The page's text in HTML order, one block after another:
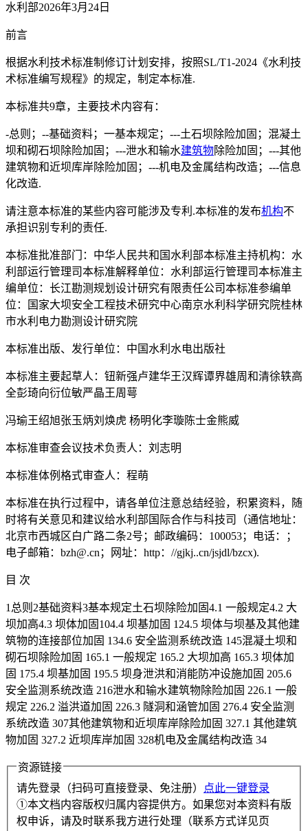
水利部2026年3月24日
前言
根据水利技术标准制修订计划安排，按照SL/T1-2024《水利技
术标准编写规程》的规定，制定本标准.
本标准共9章，主要技术内容有：
-总则；--基础资料；一基本规定；---土石坝除险加固；混凝土
坝和砌石坝除险加固；---泄水和输水建筑物除险加固；---其他
建筑物和近坝库岸除险加固；---机电及金属结构改造；---信息
化改造.
请注意本标准的某些内容可能涉及专利.本标准的发布机构不
承担识别专利的责任.
本标准批准部门：中华人民共和国水利部本标准主持机构：水
利部运行管理司本标准解释单位：水利部运行管理司本标准主
编单位：长江勘测规划设计研究有限责任公司本标准参编单
位：国家大坝安全工程技术研究中心南京水利科学研究院桂林
市水利电力勘测设计研究院
本标准出版、发行单位：中国水利水电出版社
本标准主要起草人：钮新强卢建华王汉辉谭界雄周和清徐轶高
全彭琦向衍位敏严晶王周萼
冯瑜王绍旭张玉炳刘焕虎 杨明化李璇陈士金熊威
本标准审查会议技术负责人：刘志明
本标准体例格式审查人：程萌
本标准在执行过程中，请各单位注意总结经验，积累资料，随
时将有关意见和建议给水利部国际合作与科技司（通信地址：
北京市西城区白广路二条2号；邮政编码：100053；电话：；
电子邮箱：bzh@.cn；网址：http：//gjkj..cn/jsjdl/bzcx).
目 次
1总则2基础资料3基本规定土石坝除险加固4.1 一般规定4.2 大
坝加高4.3 坝体加固104.4 坝基加固 124.5 坝体与坝基及其他建
筑物的连接部位加固 134.6 安全监测系统改造 145混凝土坝和
砌石坝除险加固 165.1 一般规定 165.2 大坝加高 165.3 坝体加
固 175.4 坝基加固 195.5 坝身泄洪和消能防冲设施加固 205.6
安全监测系统改造 216泄水和输水建筑物除险加固 226.1 一般
规定 226.2 溢洪道加固 226.3 隧洞和涵管加固 276.4 安全监测
系统改造 307其他建筑物和近坝库岸除险加固 327.1 其他建筑
物加固 327.2 近坝库岸加固 328机电及金属结构改造 34
资源链接
请先登录（扫码可直接登录、免注册）
点此一键登录
①本文档内容版权归属内容提供方。如果您对本资料有版
权申诉，请及时联系我方进行处理（联系方式详见页